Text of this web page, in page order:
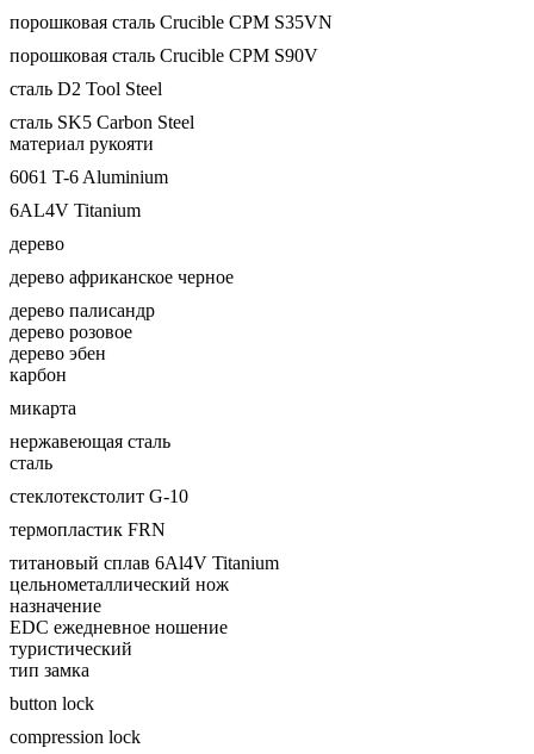
порошковая сталь Crucible CPM S35VN
порошковая сталь Crucible CPM S90V
сталь D2 Tool Steel
сталь SK5 Carbon Steel
материал рукояти
6061 T-6 Aluminium
6AL4V Titanium
дерево
дерево африканское черное
дерево палисандр
дерево розовое
дерево эбен
карбон
микарта
нержавеющая сталь
сталь
стеклотекстолит G-10
термопластик FRN
титановый сплав 6Al4V Titanium
цельнометаллический нож
назначение
EDC ежедневное ношение
туристический
тип замка
button lock
compression lock